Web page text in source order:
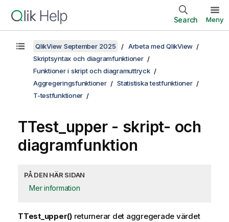
Search Meny
QlikView September 2025
Arbeta med QlikView
Skriptsyntax och diagramfunktioner
Funktioner i skript och diagramuttryck
Aggregeringsfunktioner
Statistiska testfunktioner
T-testfunktioner
TTest_upper- skript- och
diagramfunktion
PÅ DEN HÄR SIDAN
Mer information
TTest_upper()returnerar det aggregerade värdet